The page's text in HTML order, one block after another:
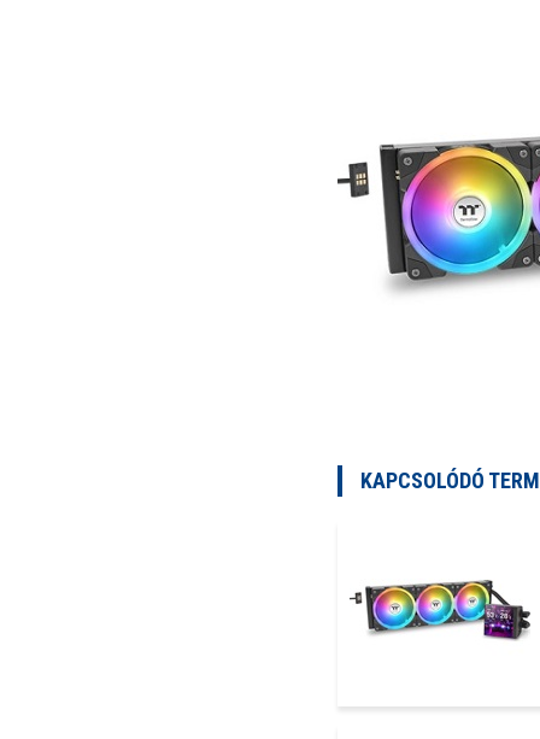
KAPCSOLÓDÓ